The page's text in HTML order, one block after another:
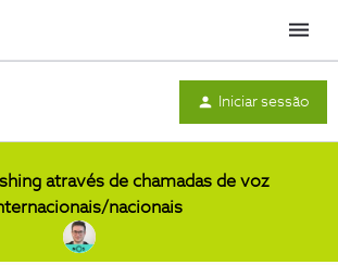
Menu
Iniciar sessão
através de chamadas de voz
nacionais